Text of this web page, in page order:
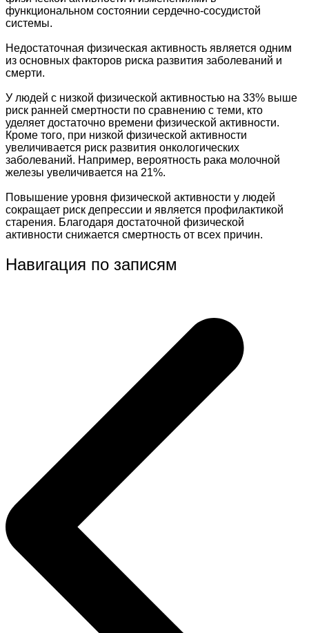
функциональном состоянии сердечно-сосудистой
системы.
Недостаточная физическая активность является одним
из основных факторов риска развития заболеваний и
смерти.
У людей с низкой физической активностью на 33% выше
риск ранней смертности по сравнению с теми, кто
уделяет достаточно времени физической активности.
Кроме того, при низкой физической активности
увеличивается риск развития онкологических
заболеваний. Например, вероятность рака молочной
железы увеличивается на 21%.
Повышение уровня физической активности у людей
сокращает риск депрессии и является профилактикой
старения. Благодаря достаточной физической
активности снижается смертность от всех причин.
Навигация по записям